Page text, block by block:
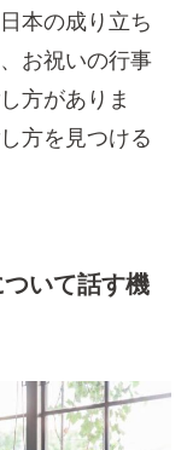
本の成り立ち
お祝いの行事
方がありま
方を見つける
いて話す機